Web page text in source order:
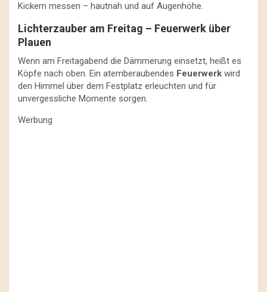
Kickern messen – hautnah und auf Augenhöhe.
Lichterzauber am Freitag – Feuerwerk über
Plauen
Wenn am Freitagabend die Dämmerung einsetzt, heißt es
Köpfe nach oben. Ein atemberaubendes Feuerwerk wird
den Himmel über dem Festplatz erleuchten und für
unvergessliche Momente sorgen.
Werbung